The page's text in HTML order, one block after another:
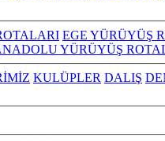
EGE YÜRÜYÜŞ
YÜRÜYÜŞ
KULÜPLER DALIŞ